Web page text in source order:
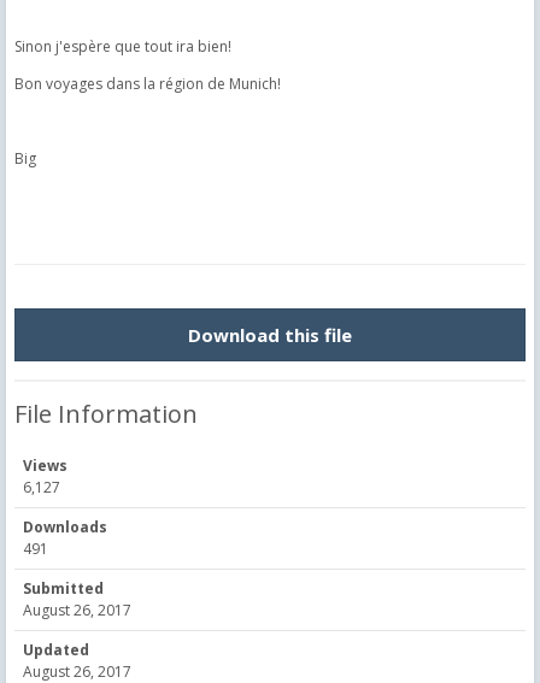
Sinon j'espère que tout ira bien!
Bon voyages dans la région de Munich!
Big
Download this file
File Information
Views
6,127
Downloads
491
Submitted
August 26, 2017
Updated
August 26, 2017